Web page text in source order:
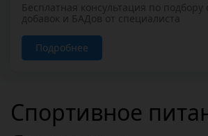
Бесплатная консультация по
добавок и БАДов от специалиста
Подробнее
Спортивное